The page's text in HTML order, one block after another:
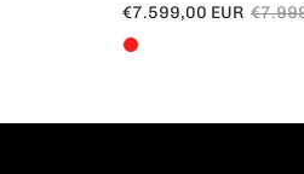
Prezzo di vendita
€7.599,00 EUR